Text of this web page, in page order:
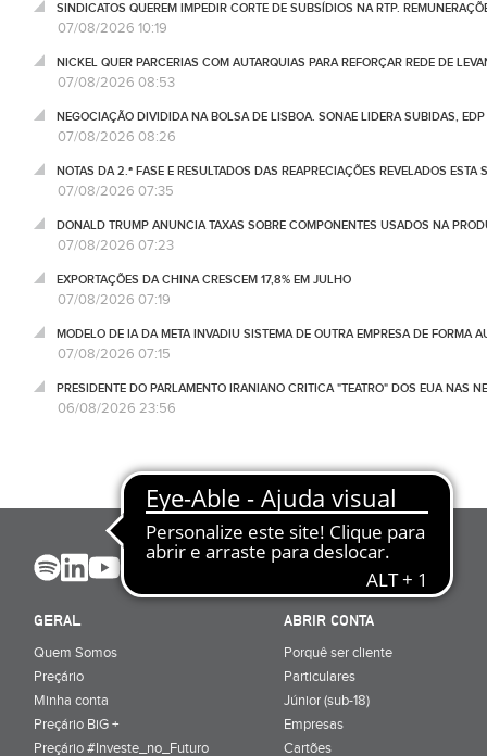
SINDICATOS QUEREM IMPEDIR CORTE DE SUBSÍDIOS NA RTP.
07/08/2026 10:19
NICKEL QUER PARCERIAS COM AUTARQUIAS PARA REFORÇAR REDE DE
07/08/2026 08:53
NEGOCIAÇÃO DIVIDIDA NA BOLSA DE LISBOA. SONAE LIDERA SUBIDAS, EDP
07/08/2026 08:26
NOTAS DA 2.ª FASE E RESULTADOS DAS REAPRECIAÇÕES REVELADOS ESTA
07/08/2026 07:35
DONALD TRUMP ANUNCIA TAXAS SOBRE COMPONENTES USADOS NA
07/08/2026 07:23
EXPORTAÇÕES DA CHINA CRESCEM 17,8% EM JULHO
07/08/2026 07:19
MODELO DE IA DA META INVADIU SISTEMA DE OUTRA EMPRESA DE FORMA
07/08/2026 07:15
PRESIDENTE DO PARLAMENTO IRANIANO CRITICA "TEATRO" DOS EUA NAS
06/08/2026 23:56
GERAL
Quem Somos
Preçário
Minha conta
Preçário BiG +
Preçário #Investe_no_Futuro
ABRIR CONTA
Porquê ser cliente
Particulares
Júnior (sub-18)
Empresas
Cartões